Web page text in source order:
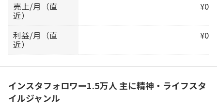
売上/月（直
近）
¥0
利益/月（直
近）
¥0
インスタフォロワー1.5万人 主に精神・ライフスタ
イルジャンル